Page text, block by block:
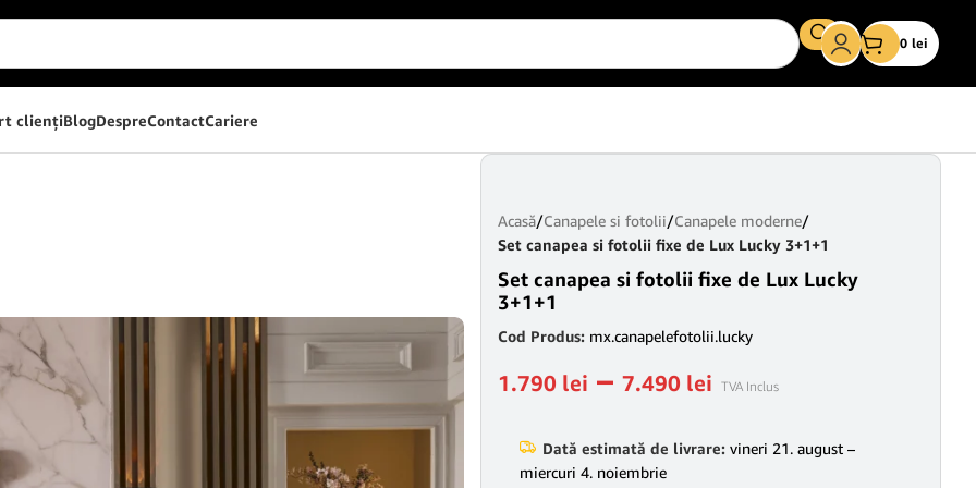
0 lei
clienţiBlogDespreContactCariere
Acasă/Canapele si fotolii/Canapele moderne/
Set canapea si fotolii fixe de Lux Lucky 3+1+1
Set canapea si fotolii fixe de Lux Lucky
3+1+1
Cod Produs: mx.canapelefotolii.lucky
1.790 lei – 7.490 lei TVA Inclus
Dată estimată de livrare: vineri 21. august –
miercuri 4. noiembrie